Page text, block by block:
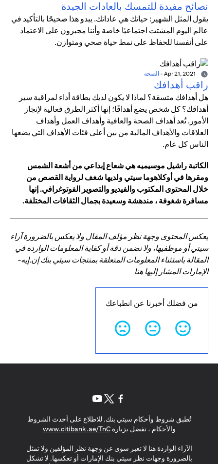
نصائح مفيدة للتمسك بالعادات الجيدة
يقول المثل الشهير: حياتك هي عاداتك. يبدو هذا صحيحًا بالتأكيد في
عالم اليوم المشتت اجتماعيًا خاصة وأننا مجبرون على الاعتماد
على أنفسنا للحفاظ على نمط حياة صحي ومتوازن.
- الصحة
راقب أهدافك
هل أهدافك متسقة؟ لماذا لا يكون لديك بطاقة أداء لمراقبة سير
أهدافك؟ كل شخص يضع أهدافًا؛ إنها أكثر الطرق فعالية لإنجاز
الأمور. تُعد أهداف الصحة والعافية وأهداف العمل وأهداف
العلاقات والأهداف المالية من بين أعلى فئات الأهداف التي يضعها
الناس كل عام.
الكاتبة راشيل موسيميه هي شعاع إبداعي من أشعة الشمس
ومقرها في أوكلاهوما سيتي ولديها شغف لرواية القصص من
خلال المحتوى المكتوب والفيديو والتصوير الفوتوغرافي. إنها
مسافرة شغوفة ، مندهشة وسعيدة بجمال الثقافات المختلفة.
يعكس المحتوى وجهة نظر مؤلف المقال ولا يعكس بالضرورة آراء
سيتي أو موظفيها، ولا نضمن دقة أو كفاية المعلومات الواردة في
المقالة باستثناء المعلومات المتعلقة بمنتجات سيتي بنك إن.إيه-
الإمارات المشار إليها هنا
من فضلك أخبرنا عن انطباعك
تُطبق شروط وأحكام سيتي بنك. للاطلاع على أحدث الشروط
والأحكام ، تفضل بزيارةwww.citibank.ae/TnC
in a new tab
الآراء الواردة هنا لا تعبر سوى عن وجهة نظر المؤلفين ولا تمثل
بالضرورة وجهات نظر سيتي بنك الإمارات أو تعكسها. لا تشكل